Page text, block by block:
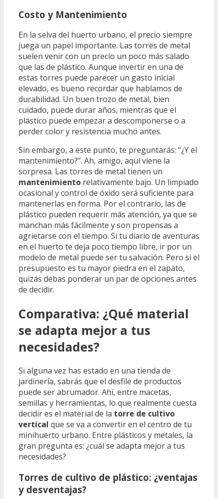
Costo y Mantenimiento
En la selva del huerto urbano, el precio siempre
juega un papel importante. Las torres de metal
suelen venir con un precio un poco más salado
que las de plástico. Aunque invertir en una de
estas torres puede parecer un gasto inicial
elevado, es bueno recordar que hablamos de
durabilidad. Un buen trozo de metal, bien
cuidado, puede durar años, mientras que el
plástico puede empezar a descomponerse o a
perder color y resistencia mucho antes.
Sin embargo, a este punto, te preguntarás: “¿Y el
mantenimiento?”. Ah, amigo, aquí viene la
sorpresa. Las torres de metal tienen un
mantenimiento relativamente bajo. Un limpiado
ocasional y control de óxido será suficiente para
mantenerlas en forma. Por el contrario, las de
plástico pueden requerir más atención, ya que se
manchan más fácilmente y son propensas a
agrietarse con el tiempo. Si tu diario de aventuras
en el huerto te deja poco tiempo libre, ir por un
modelo de metal puede ser tu salvación. Pero si el
presupuesto es tu mayor piedra en el zapato,
quizás debas ponderar un par de opciones antes
de decidir.
Comparativa: ¿Qué material
se adapta mejor a tus
necesidades?
Si alguna vez has estado en una tienda de
jardinería, sabrás que el desfile de productos
puede ser abrumador. Ahí, entre macetas,
semillas y herramientas, lo que realmente cuesta
decidir es el material de la torre de cultivo
vertical que se va a convertir en el centro de tu
minihuerto urbano. Entre plásticos y metales, la
gran pregunta es: ¿cuál se adapta mejor a tus
necesidades?
Torres de cultivo de plástico: ¿ventajas
y desventajas?